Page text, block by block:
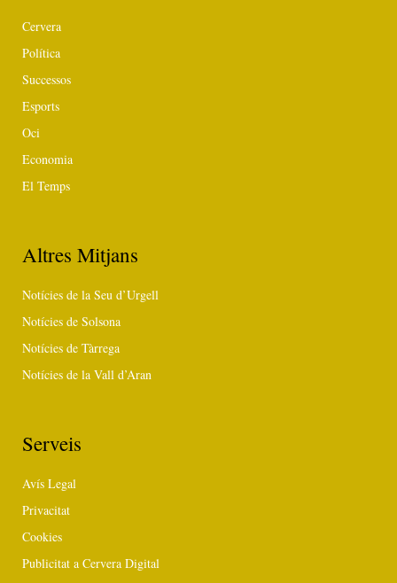
Cervera
Política
Successos
Esports
Oci
Economia
El Temps
Altres Mitjans
Notícies de la Seu d’Urgell
Notícies de Solsona
Notícies de Tàrrega
Notícies de la Vall d’Aran
Serveis
Avís Legal
Privacitat
Cookies
Publicitat a Cervera Digital